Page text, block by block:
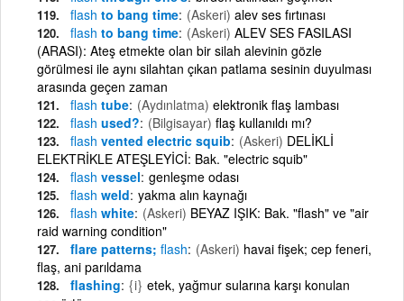
flash to bang time (Askeri) alev ses fırtınası
flash to bang time (Askeri) ALEV SES FASILASI
(ARASI): Ateş etmekte olan bir silah alevinin gözle
görülmesi ile aynı silahtan çıkan patlama sesinin duyulması
arasında geçen zaman
flash tube (Aydınlatma) elektronik flaş lambası
flash used? (Bilgisayar) flaş kullanıldı mı?
flash vented electric squib (Askeri) DELİKLİ
ELEKTRİKLE ATEŞLEYİCİ: Bak. "electric squib"
flash vessel genleşme odası
flash weld yakma alın kaynağı
flash white (Askeri) BEYAZ IŞIK: Bak. "flash" ve "air
raid warning condition"
flare patterns; flash (Askeri) havai fişek; cep feneri,
flaş, ani parıldama
flashing {i} etek, yağmur sularına karşı konulan